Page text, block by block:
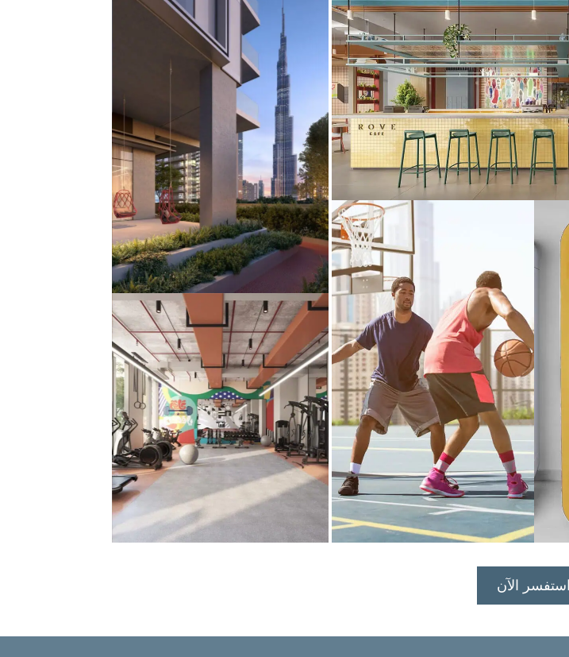
الخدمات
الإضافية
خدمات إضافية تقدم قيمة وراحة
حقيقية، من خدمة التنظيف اليومية
إلى خدمات الغسيل الداخلية، تمنحك
المزيد من الوقت للقيام بما تحب.
المواقع الحضرية
الوسطى
يجب أن تزدهر حيث تعيش – مواقعنا
الحضرية المركزية دائماً حيث تريد
أن تكون، بالقرب من الأشياء التي
تريد القيام بها. سواء للعمل أو
اللعب، الثقافة أو الاحتفال، ستكون
دائماً في قلب كل شيء.
والمجتمع، ونشعل شعوراً بالانتماء
فورياً ولا يُنسى. أكثر من مجرد
مكان، إنه شعور – أجواء مألوفة
وإيجابية وتتردد دائماً مع طاقة
الإمكانيات.
استفسر الآن